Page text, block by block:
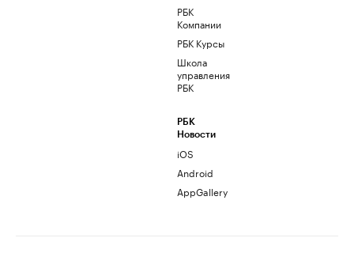
РБК
Компании
РБК Курсы
Школа
управления
РБК
РБК
Новости
iOS
Android
AppGallery